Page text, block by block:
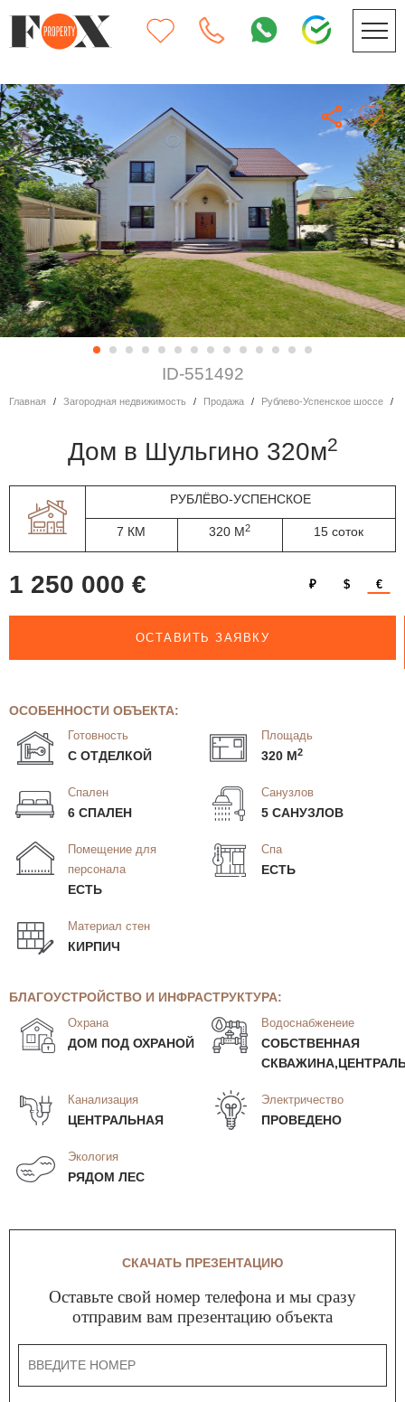
ID-551492
Главная Загородная недвижимость Продажа Рублево-Успенское шоссе
дом в Шульгино 320м2
РУБЛЁВО-УСПЕНСКОЕ
7 КМ 320 М2 15 соток
1 250 000 € ₽ $ €
ОСТАВИТЬ ЗАЯВКУ
ОСОБЕННОСТИ ОБЪЕКТА:
Готовность
С ОТДЕЛКОЙ
Площадь
320 М2
Спален
6 СПАЛЕН
Санузлов
5 САНУЗЛОВ
Помещение для
персонала
ЕСТЬ
Спа
ЕСТЬ
Материал стен
КИРПИЧ
БЛАГОУСТРОЙСТВО И ИНФРАСТРУКТУРА:
Охрана
ДОМ ПОД ОХРАНОЙ
Водоснабженеие
СОБСТВЕННАЯ
Канализация
ЦЕНТРАЛЬНАЯ
Электричество
ПРОВЕДЕНО
Экология
РЯДОМ ЛЕС
СКАЧАТЬ ПРЕЗЕНТАЦИЮ
Оставьте свой номер телефона и мы сразу
отправим вам презентацию объекта